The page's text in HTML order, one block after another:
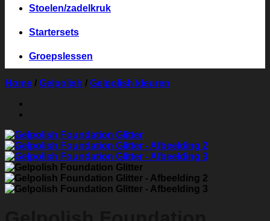
Stoelen/zadelkruk
Startersets
Groepslessen
Home / Gelpolish / Gelpolish kleuren